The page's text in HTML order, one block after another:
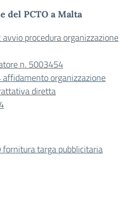
del PCTO a Malta
procedura organizzazione
n. 5003454
organizzazione
diretta
targa pubblicitaria